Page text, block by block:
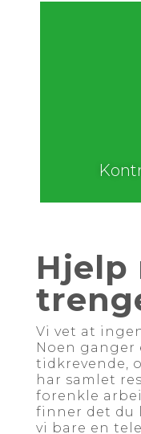
Hjelp
Vi vet at
Noen ganger
tidkrevende,
har samlet
forenkle
finner det du
vi bare en